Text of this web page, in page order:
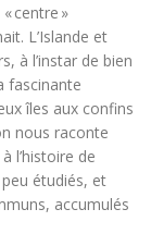
centre »
L’Islande et
à l’instar de bien
fascinante
îles aux confins
nous raconte
l’histoire de
peu étudiés, et
accumulés